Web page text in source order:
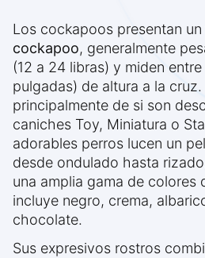
Los cockapoos presentan un
cockapoo, generalmente
(12 a 24 libras) y miden
pulgadas) de altura a la
principalmente de si son
caniches Toy, Miniatura o
adorables perros lucen un
desde ondulado hasta
una amplia gama de colores
incluye negro, crema,
chocolate.
Sus expresivos rostros